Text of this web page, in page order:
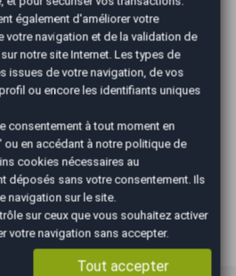
AutoEasy
Véhicule au
juste prix
Gestion
gage,...)
également d'améliorer votre
votre navigation et de la validation de
notre site Internet. Les types de
issues de votre navigation, de vos
ou encore les identifiants uniques
consentement à tout moment en
ou en accédant à notre politique de
cookies nécessaires au
déposés sans votre consentement. Ils
navigation sur le site.
sur ceux que vous souhaitez activer
votre navigation sans accepter.
Tout accepter